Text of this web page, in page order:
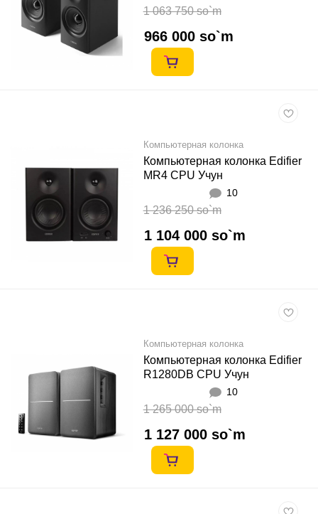
1 063 750 so`m
966 000 so`m
Компьютерная колонка
Компьютерная колонка Edifier
MR4 CPU Учун
10
1 236 250 so`m
1 104 000 so`m
Компьютерная колонка
Компьютерная колонка Edifier
R1280DB CPU Учун
10
1 265 000 so`m
1 127 000 so`m